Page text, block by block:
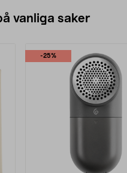
vanliga saker
-25%